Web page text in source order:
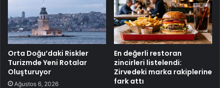
Orta Doğu’daki Riskler
Turizmde Yeni Rotalar
Oluşturuyor
Ağustos 6, 2026
En değerli restoran
zincirleri listelendi:
Zirvedeki marka rakiplerine
fark attı